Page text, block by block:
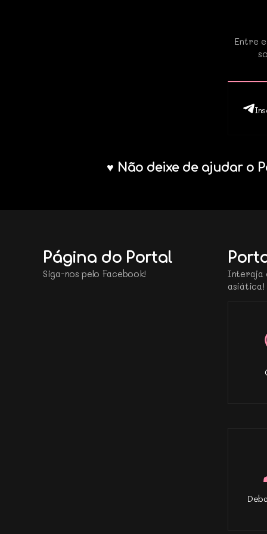
Entre
♥ Não deixe de ajudar o
Página do Portal
Siga-nos pelo Facebook!
Interaja
asiática!